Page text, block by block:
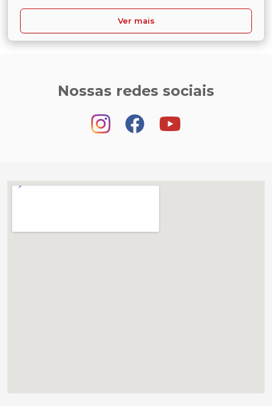
Ver mais
Nossas redes sociais